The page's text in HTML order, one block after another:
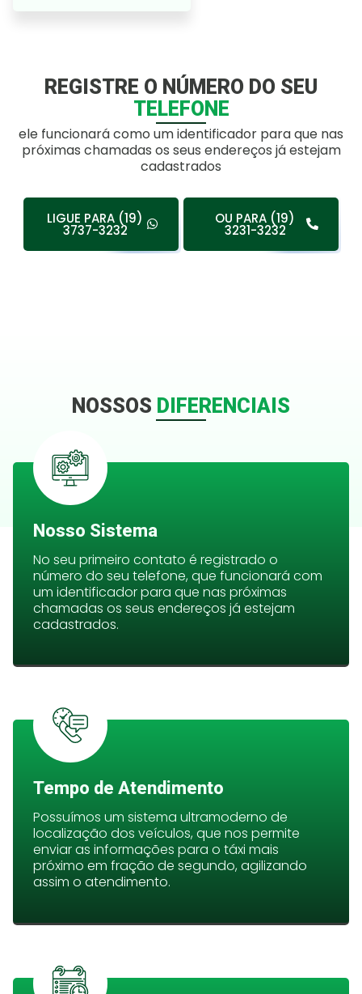
REGISTRE O NÚMERO DO SEU
TELEFONE
ele funcionará como um identificador para que nas
próximas chamadas os seus endereços já estejam
cadastrados
LIGUE PARA (19)
3737-3232
OU PARA (19)
3231-3232
NOSSOS DIFERENCIAIS
Nosso Sistema
No seu primeiro contato é registrado o
número do seu telefone, que funcionará com
um identificador para que nas próximas
chamadas os seus endereços já estejam
cadastrados.
Tempo de Atendimento
Possuímos um sistema ultramoderno de
localização dos veículos, que nos permite
enviar as informações para o táxi mais
próximo em fração de segundo, agilizando
assim o atendimento.